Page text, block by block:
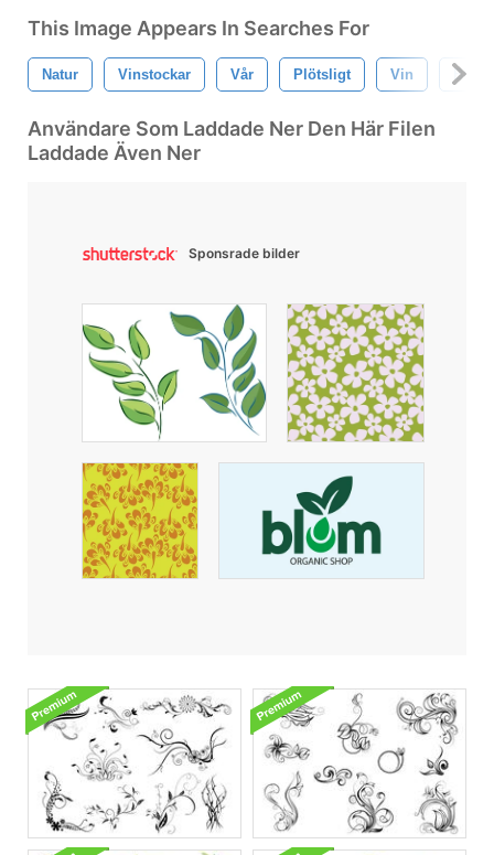
This Image Appears In Searches For
Natur Vinstockar Vår Plötsligt Vin
Användare Som Laddade Ner Den Här Filen
Laddade Även Ner
Sponsrade bilder